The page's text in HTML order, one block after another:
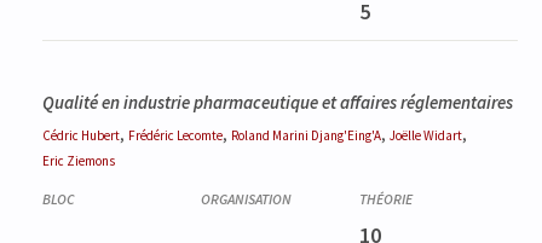
5
Qualité en industrie pharmaceutique et affaires réglementaires
Cédric Hubert, Frédéric Lecomte, Roland Marini Djang'Eing'A, JoëlleWidart,
Eric Ziemons
10